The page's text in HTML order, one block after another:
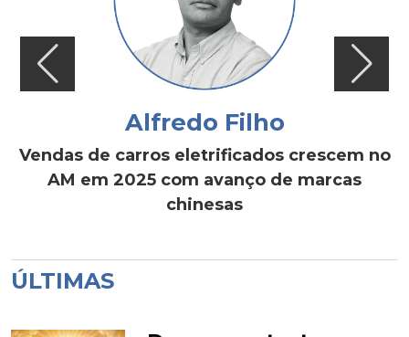
Alfredo Filho
Vendas de carros eletrificados crescem no
AM em 2025 com avanço de marcas
chinesas
ÚLTIMAS